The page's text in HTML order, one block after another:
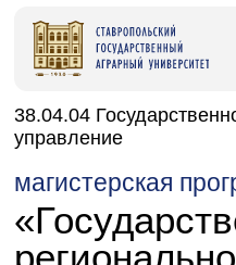
регионально
управление»
магистерская
управление